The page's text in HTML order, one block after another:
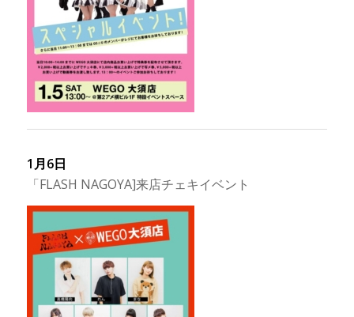
1月6日
「FLASH NAGOYA]来店チェキイベント